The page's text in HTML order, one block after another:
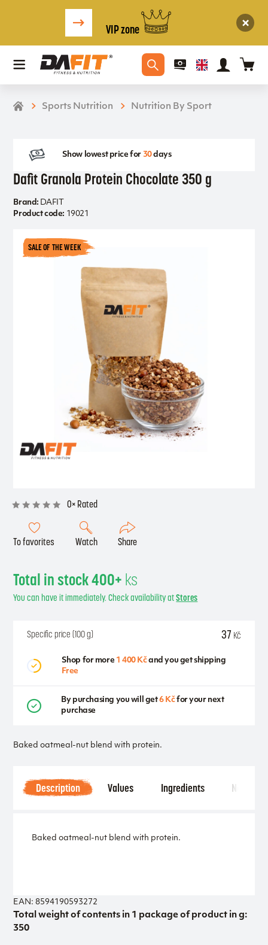
VIP zone
Sports Nutrition Nutrition By Sport
SALE OF THE WEEK
Dafit Granola Protein Chocolate 350 g
0× Rated
To favorites Watch Share
Brand: DAFIT
Product code: 19021
Baked oatmeal-nut blend with protein.
Total in stock 400+ ks
You can have it immediately. Check availability atStores
Specific price (100 g) 37 Kč
Shop for more 1 400 Kčand you get shipping
Free
By purchasing you will get6 Kčfor your next
purchase
Show lowest price for 30days
Description Values Ingredients Notice
Baked oatmeal-nut blend with protein.
EAN: 8594190593272
Total weight of contents in 1 package of product in g:
350